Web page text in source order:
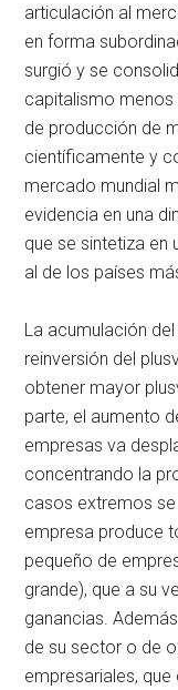
articulación al
en forma
surgió y se
capitalismo
de producción de
científicamente y
mercado mundial
evidencia en una
que se sintetiza en
al de los países
La acumulación
reinversión del
obtener mayor
parte, el aumento
empresas va
concentrando la
casos extremos
empresa produce
pequeño de
grande), que a su
ganancias.
de su sector o de
empresariales,